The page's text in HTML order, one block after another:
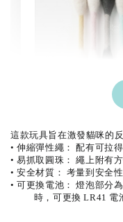
現貨｜彩色
NT$ 1,250 TWD
NT$ 1,500 TWD
這款玩具旨在激發貓咪的
• 伸縮彈性繩： 配有可拉
• 易抓取圓珠： 繩上附有
• 安全材質： 考量到安全
• 可更換電池： 燈泡部分
時，可更換 LR41 電